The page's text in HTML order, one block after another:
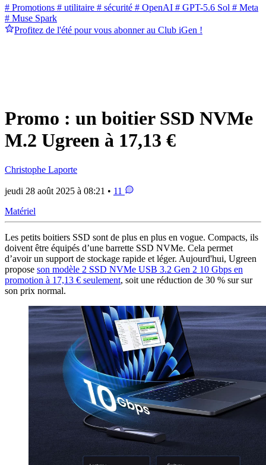
# Promotions # utilitaire # sécurité # OpenAI # GPT-5.6 Sol # Meta
# Muse Spark
Profitez de l'été pour vous abonner au Club iGen !
Promo : un boitier SSD NVMe
M.2 Ugreen à 17,13 €
Christophe Laporte
jeudi 28 août 2025 à 08:21 • 11
Matériel
Les petits boitiers SSD sont de plus en plus en vogue. Compacts, ils
doivent être équipés d’une barrette SSD NVMe. Cela permet
d’avoir un support de stockage rapide et léger. Aujourd'hui, Ugreen
propose son modèle 2 SSD NVMe USB 3.2 Gen 2 10 Gbps en
promotion à 17,13 € seulement, soit une réduction de 30 % sur sur
son prix normal.